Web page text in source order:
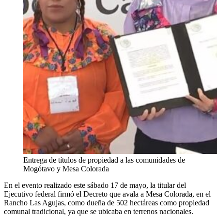
Entrega de títulos de propiedad a las comunidades de
Mogótavo y Mesa Colorada
En el evento realizado este sábado 17 de mayo, la titular del
Ejecutivo federal firmó el Decreto que avala a Mesa Colorada, en el
Rancho Las Agujas, como dueña de 502 hectáreas como propiedad
comunal tradicional, ya que se ubicaba en terrenos nacionales.